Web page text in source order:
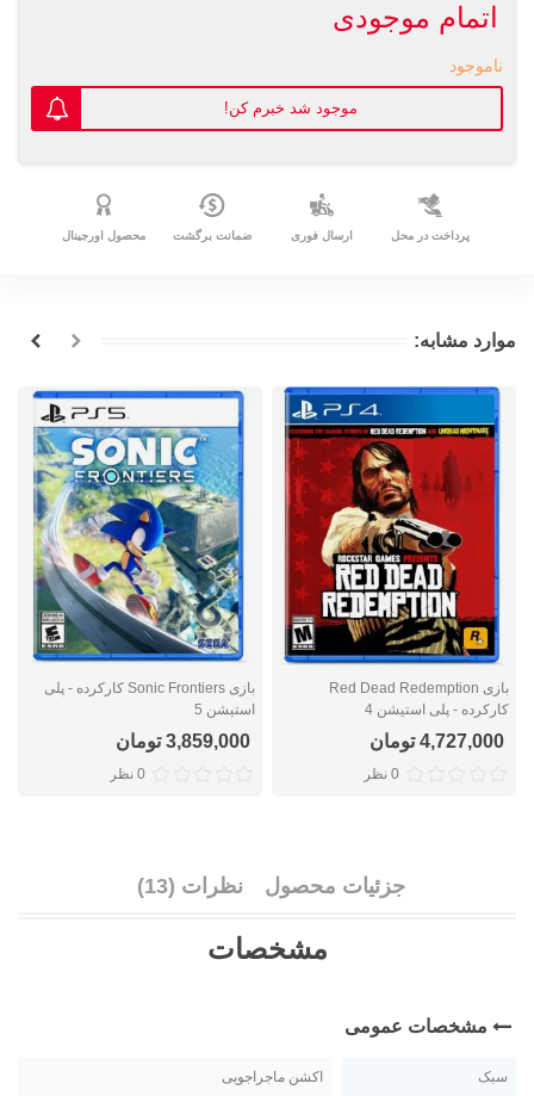
اتمام موجودی
ناموجود
موجود شد خبرم کن!
پرداخت در محل ارسال فوری ضمانت برگشت محصول اورجینال
موارد مشابه:
بازی Red Dead Redemption
کارکرده - پلی استیشن 4
4,727,000 تومان
0 نظر
بازی Sonic Frontiers کارکرده - پلی
استیشن 5
3,859,000 تومان
0 نظر
جزئیات محصول نظرات (13)
مشخصات
مشخصات عمومی
سبک اکشن ماجراجویی